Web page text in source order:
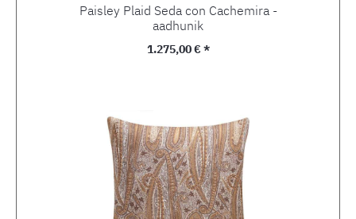
Paisley Plaid Seda con Cachemira -
aadhunik
Precio normal:
1.275,00 € *